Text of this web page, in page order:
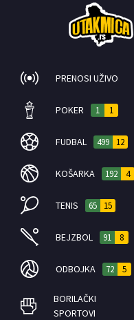
PRENOSI UŽIVO
POKER 1 1
FUDBAL 499 12
KOŠARKA 192 4
TENIS 65 15
BEJZBOL 91 8
ODBOJKA 72 5
BORILAČKI
SPORTOVI